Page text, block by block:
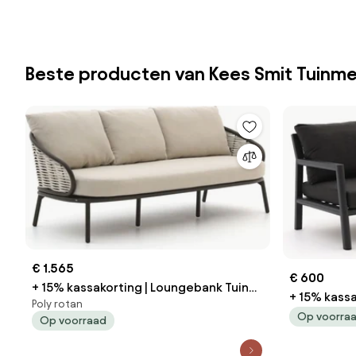
Beste producten van Kees Smit
€ 1.565
+ 15% kassakorting | Loungebank Tuin
Apple Bee | Wicker (vlechtwerk) | 3
personen | Tuinbank Wit | 203cm | Incl.
Poly rotan
Op voorraad
€ 600
+ 15%
Manifesto | Aluminium | 2 personen |
Op